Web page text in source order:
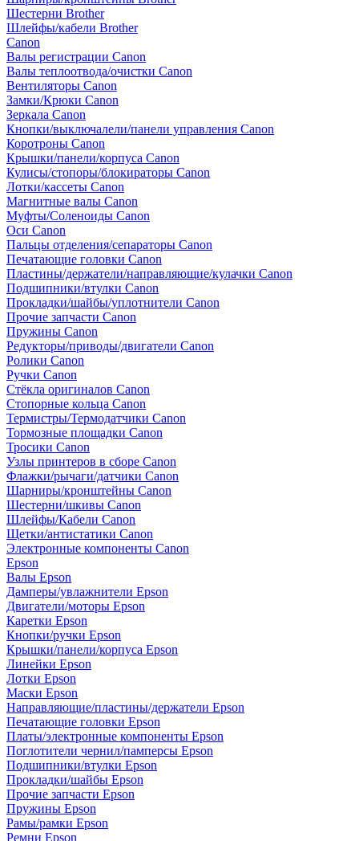
Шестерни Brother
Шлейфы/кабели Brother
Canon
Валы регистрации Canon
Валы теплоотвода/очистки Canon
Вентиляторы Canon
Замки/Крюки Canon
Зеркала Canon
Кнопки/выключалели/панели управления Canon
Коротроны Canon
Крышки/панели/корпуса Canon
Кулисы/стопоры/блокираторы Canon
Лотки/кассеты Canon
Магнитные валы Canon
Муфты/Соленоиды Canon
Оси Canon
Пальцы отделения/сепараторы Canon
Печатающие головки Canon
Пластины/держатели/направляющие/кулачки Canon
Подшипники/втулки Canon
Прокладки/шайбы/уплотнители Canon
Прочие запчасти Canon
Пружины Canon
Редукторы/приводы/двигатели Canon
Ролики Canon
Ручки Canon
Стёкла оригиналов Canon
Стопорные кольца Canon
Термистры/Термодатчики Canon
Тормозные площадки Canon
Тросики Canon
Узлы принтеров в сборе Canon
Флажки/рычаги/датчики Canon
Шарниры/кронштейны Canon
Шестерни/шкивы Canon
Шлейфы/Кабели Canon
Щетки/антистатики Canon
Электронные компоненты Canon
Epson
Валы Epson
Дамперы/увлажнители Epson
Двигатели/моторы Epson
Каретки Epson
Кнопки/ручки Epson
Крышки/панели/корпуса Epson
Линейки Epson
Лотки Epson
Маски Epson
Направляющие/пластины/держатели Epson
Печатающие головки Epson
Платы/электронные компоненты Epson
Поглотители чернил/памперсы Epson
Подшипники/втулки Epson
Прокладки/шайбы Epson
Прочие запчасти Epson
Пружины Epson
Рамы/рамки Epson
Ремни Epson